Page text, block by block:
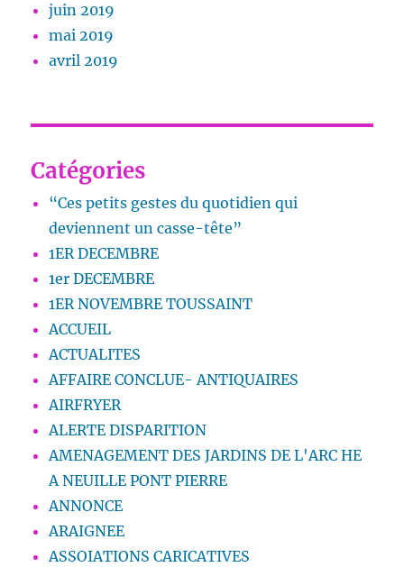
juin 2019
mai 2019
avril 2019
Catégories
“Ces petits gestes du quotidien qui
deviennent un casse-tête”
1ER DECEMBRE
1er DECEMBRE
1ER NOVEMBRE TOUSSAINT
ACCUEIL
ACTUALITES
AFFAIRE CONCLUE- ANTIQUAIRES
AIRFRYER
ALERTE DISPARITION
AMENAGEMENT DES JARDINS DE L'ARC HE
A NEUILLE PONT PIERRE
ANNONCE
ARAIGNEE
ASSOIATIONS CARICATIVES